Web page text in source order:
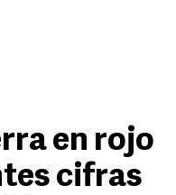
en rojo
cifras